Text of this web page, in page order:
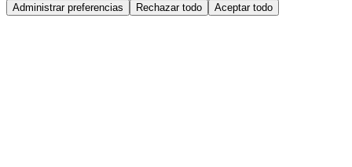
Administrar preferencias Rechazar todo Aceptar todo